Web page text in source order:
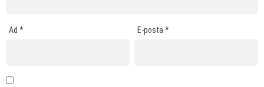
Ad * E-posta*